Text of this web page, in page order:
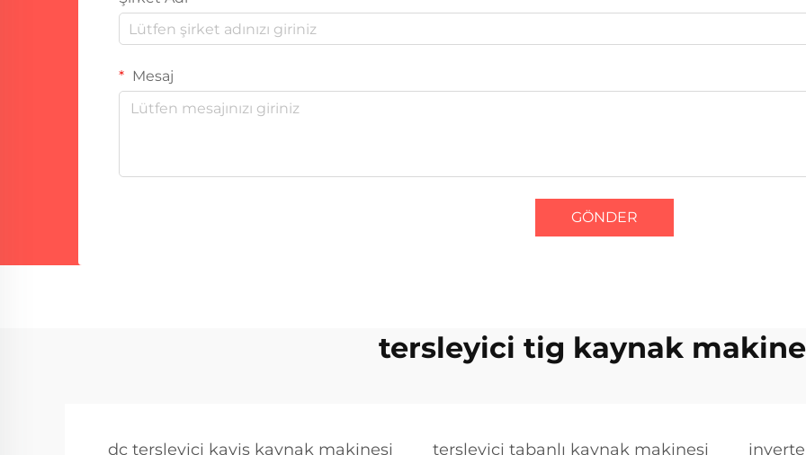
Mesaj
GÖNDER
tersleyici tig kaynak
dc tersleyici kavis kaynak makinesi tersleyici tabanlı kaynak makinesi